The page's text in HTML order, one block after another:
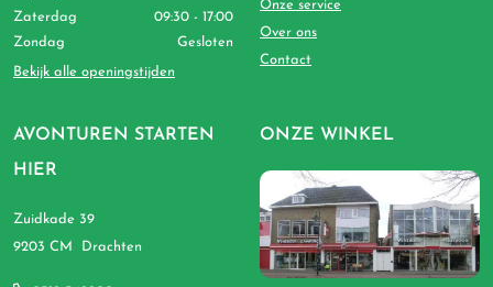
AVONTUREN STARTEN
HIER
Zuidkade 39
9203 CM Drachten
Zaterdag
09:30 - 17:00
Zondag
Gesloten
Bekijk alle openingstijden
Onze service
Over ons
Contact
ONZE WINKEL